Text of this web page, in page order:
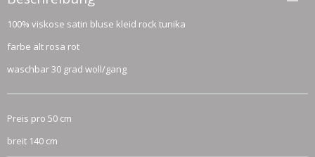
50 x 140 x 0 cm
100% viskose satin bluse kleid rock tunika
farbe alt rosa rot
waschbar 30 grad woll/gang
Preis pro 50 cm
breit 140 cm